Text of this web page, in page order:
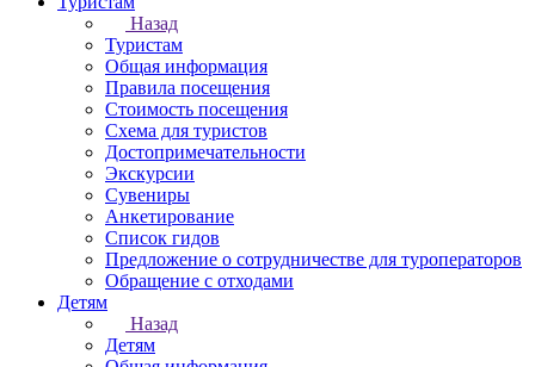
Назад
Туристам
Общая информация
Правила посещения
Стоимость посещения
Схема для туристов
Достопримечательности
Экскурсии
Сувениры
Анкетирование
Список гидов
Предложение о сотрудничестве для туроператоров
Обращение с отходами
Детям
Назад
Детям